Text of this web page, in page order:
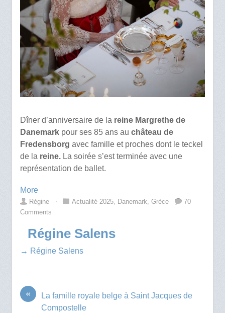
Dîner d’anniversaire de la reine Margrethe de
Danemarkpour ses 85 ans au château de
Fredensborg avec famille et proches dont le teckel
de la reine.La soirée s’est terminée avec une
représentation de ballet.
More
Régine ⋅ Actualité 2025, Danemark Grèce
70
Comments
Régine Salens
→ Régine Salens
«
La famille royale belge à Saint Jacques de
Compostelle